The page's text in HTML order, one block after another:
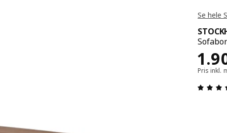
Se hele
Pris inkl.